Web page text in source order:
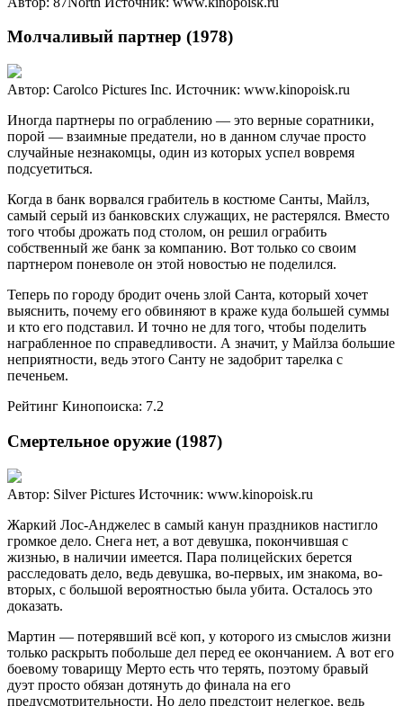
Молчаливый партнер (1978)
Автор: Carolco Pictures Inc. Источник: www.kinopoisk.ru
Иногда партнеры по ограблению — это верные соратники,
порой — взаимные предатели, но в данном случае просто
случайные незнакомцы, один из которых успел вовремя
подсуетиться.
Когда в банк ворвался грабитель в костюме Санты, Майлз,
самый серый из банковских служащих, не растерялся. Вместо
того чтобы дрожать под столом, он решил ограбить
собственный же банк за компанию. Вот только со своим
партнером поневоле он этой новостью не поделился.
Теперь по городу бродит очень злой Санта, который хочет
выяснить, почему его обвиняют в краже куда большей суммы
и кто его подставил. И точно не для того, чтобы поделить
награбленное по справедливости. А значит, у Майлза большие
неприятности, ведь этого Санту не задобрит тарелка с
печеньем.
Рейтинг Кинопоиска: 7.2
Смертельное оружие (1987)
Автор: Silver Pictures Источник: www.kinopoisk.ru
Жаркий Лос-Анджелес в самый канун праздников настигло
громкое дело. Снега нет, а вот девушка, покончившая с
жизнью, в наличии имеется. Пара полицейских берется
расследовать дело, ведь девушка, во-первых, им знакома, во-
вторых, с большой вероятностью была убита. Осталось это
доказать.
Мартин — потерявший всё коп, у которого из смыслов жизни
только раскрыть побольше дел перед ее окончанием. А вот его
боевому товарищу Мерто есть что терять, поэтому бравый
дуэт просто обязан дотянуть до финала на его
предусмотрительности. Но дело предстоит нелегкое, ведь